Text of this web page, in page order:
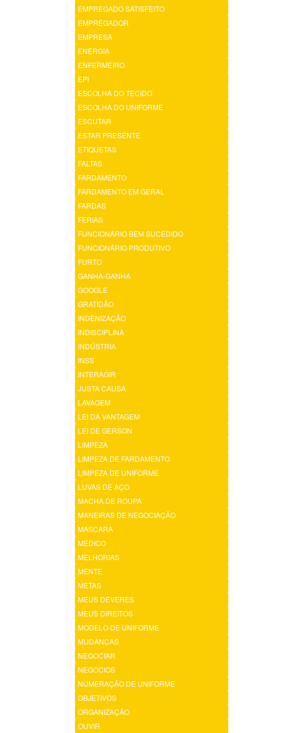
EMPREGADO SATISFEITO
EMPREGADOR
EMPRESA
ENERGIA
ENFERMEIRO
EPI
ESCOLHA DO TECIDO
ESCOLHA DO UNIFORME
ESCUTAR
ESTAR PRESENTE
ETIQUETAS
FALTAS
FARDAMENTO
FARDAMENTO EM GERAL
FARDAS
FERIAS
FUNCIONÁRIO BEM SUCEDIDO
FUNCIONÁRIO PRODUTIVO
FURTO
GANHA-GANHA
GOOGLE
GRATIDÃO
INDENIZAÇÃO
INDISCIPLINA
INDÚSTRIA
INSS
INTERAGIR
JUSTA CAUSA
LAVAGEM
LEI DA VANTAGEM
LEI DE GERSON
LIMPEZA
LIMPEZA DE FARDAMENTO
LIMPEZA DE UNIFORME
LUVAS DE AÇO
MACHA DE ROUPA
MANEIRAS DE NEGOCIAÇÃO
MASCARA
MEDICO
MELHORIAS
MENTE
METAS
MEUS DEVERES
MEUS DIREITOS
MODELO DE UNIFORME
MUDANCAS
NEGOCIAR
NEGOCIOS
NUMERAÇÃO DE UNIFORME
OBJETIVOS
ORGANIZAÇÃO
OUVIR